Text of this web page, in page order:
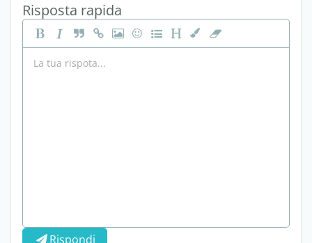
Risposta rapida
Rispondi